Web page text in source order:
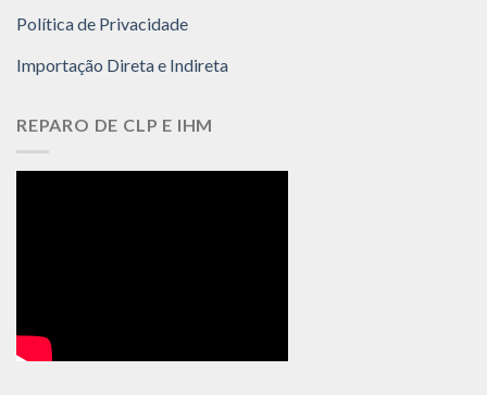
Política de Privacidade
Importação Direta e Indireta
REPARO DE CLP E IHM